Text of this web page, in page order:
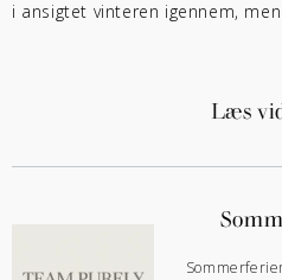
i ansigtet vinteren igennem,
Læs